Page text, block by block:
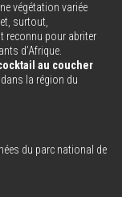
végétation variée
surtout,
reconnu pour abriter
d’Afrique.
au coucher
la région du
du parc national de